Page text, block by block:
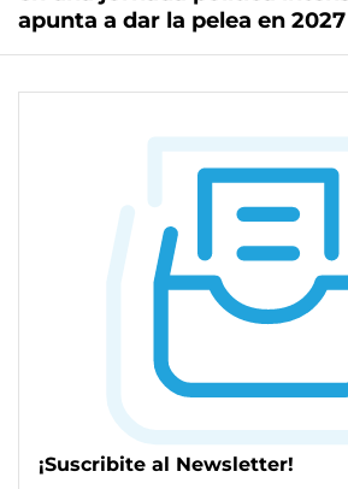
apunta a dar la pelea en 2027
¡Suscribite al Newsletter!